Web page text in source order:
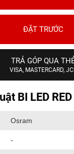
ĐẶT TRƯỚC
TRẢ GÓP QUA
VISA, MASTERCARD,
BI LED
Osram
-